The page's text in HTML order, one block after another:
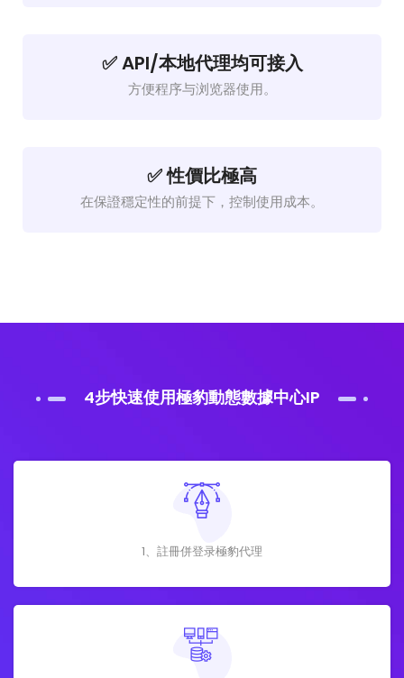
✅ API/本地代理均可接入
方便程序与浏览器使用。
✅ 性價比極高
在保證穩定性的前提下，控制使用成本。
4步快速使用極豹動態數據中心IP
1、註冊併登录極豹代理